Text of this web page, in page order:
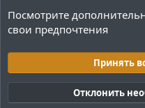
Разработка плагинов Paper
Тёмная (2020)
Обратная связь
Условия и
Политика
Посмотрите
свои предпочтения
Принять
Отклонить